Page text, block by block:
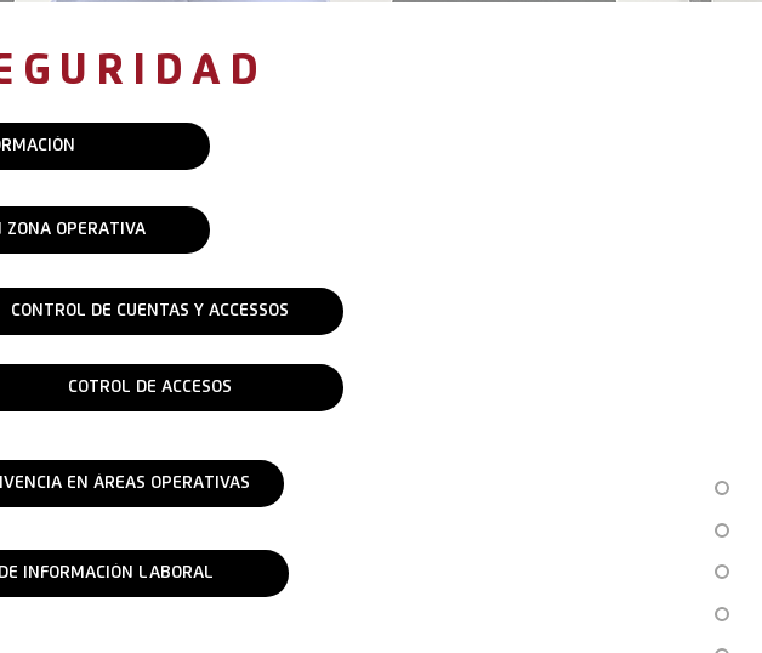
ZONA OPERATIVA
CONTROL DE CUENTAS Y ACCESSOS
COTROL DE ACCESOS
EN ÁREAS OPERATIVAS
INFORMACIÓN LABORAL